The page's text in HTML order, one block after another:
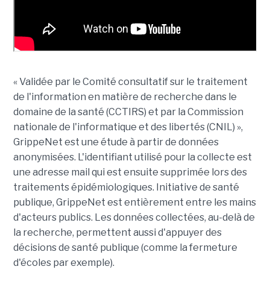
« Validée par le Comité consultatif sur le traitement
de l'information en matière de recherche dans le
domaine de la santé (CCTIRS) et par la Commission
nationale de l'informatique et des libertés (CNIL) »,
GrippeNet est une étude à partir de données
anonymisées. L'identifiant utilisé pour la collecte est
une adresse mail qui est ensuite supprimée lors des
traitements épidémiologiques. Initiative de santé
publique, GrippeNet est entièrement entre les mains
d'acteurs publics. Les données collectées, au-delà de
la recherche, permettent aussi d'appuyer des
décisions de santé publique (comme la fermeture
d'écoles par exemple).